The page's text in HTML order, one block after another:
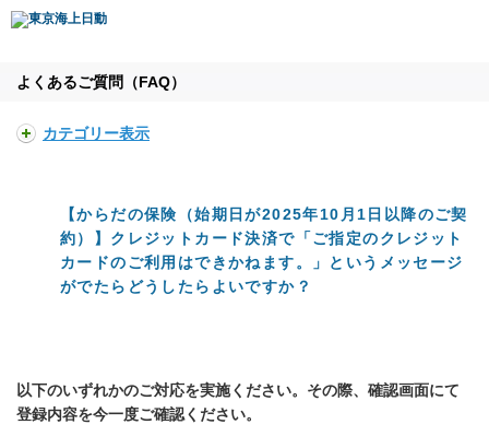
よくあるご質問（FAQ）
カテゴリー表示
【からだの保険（始期日が2025年10月1日以降のご契
約）】クレジットカード決済で「ご指定のクレジット
カードのご利用はできかねます。」というメッセージ
がでたらどうしたらよいですか？
以下のいずれかのご対応を実施ください。その際、確認画面にて
登録内容を今一度ご確認ください。